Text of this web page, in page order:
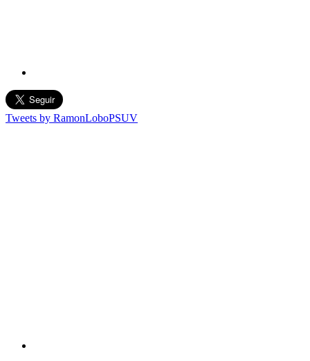
Tweets by RamonLoboPSUV